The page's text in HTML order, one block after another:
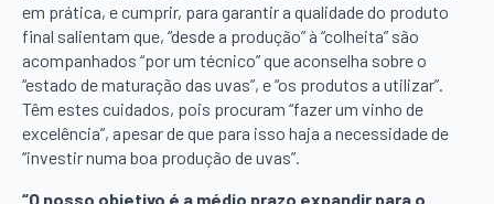
em prática, e cumprir, para garantir a qualidade do produto
final salientam que, “desde a produção” à “colheita” são
acompanhados “por um técnico” que aconselha sobre o
“estado de maturação das uvas”, e “os produtos a utilizar”.
Têm estes cuidados, pois procuram “fazer um vinho de
excelência”, apesar de que para isso haja a necessidade de
“investir numa boa produção de uvas”.
“O nosso objetivo é a médio prazo expandir para o